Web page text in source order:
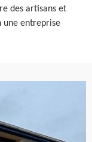
des artisans et
une entreprise